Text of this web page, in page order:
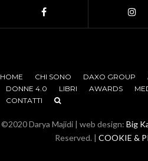
HOME CHI SONO DAXO GROUP
DONNE 4.0
LIBRI AWARDS
CONTATTI
©2020 Darya Majidi | web design: Big
Reserved. | COOKIE &